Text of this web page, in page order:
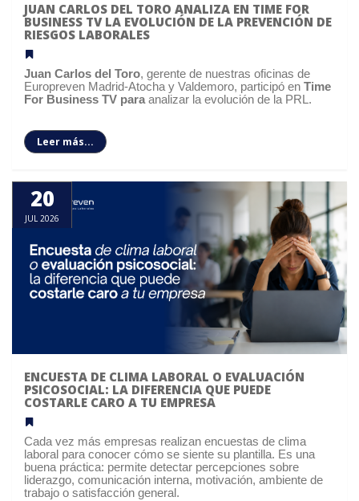
JUAN CARLOS DEL TORO ANALIZA EN TIME FOR
BUSINESS TV LA EVOLUCIÓN DE LA PREVENCIÓN DE
RIESGOS LABORALES
Juan Carlos del Toro, gerente de nuestras oficinas de
Europreven Madrid-Atocha y Valdemoro, participó en Time
For Business TV para analizar la evolución de la PRL.
Leer más...
20
JUL 2026
ENCUESTA DE CLIMA LABORAL O EVALUACIÓN
PSICOSOCIAL: LA DIFERENCIA QUE PUEDE
COSTARLE CARO A TU EMPRESA
Cada vez más empresas realizan encuestas de clima
laboral para conocer cómo se siente su plantilla. Es una
buena práctica: permite detectar percepciones sobre
liderazgo, comunicación interna, motivación, ambiente de
trabajo o satisfacción general.